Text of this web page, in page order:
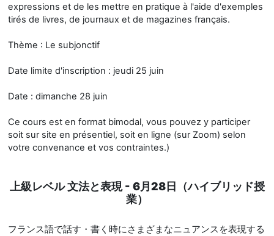
expressions et de les mettre en pratique à l'aide d'exemples
tirés de livres, de journaux et de magazines français.
Thème : Le subjonctif
Date limite d'inscription : jeudi 25 juin
Date : dimanche 28 juin
Ce cours est en format bimodal, vous pouvez y participer
soit sur site en présentiel, soit en ligne (sur Zoom) selon
votre convenance et vos contraintes.)
上級レベル 文法と表現 - 6月28日（ハイブリッド授
業）
フランス語で話す・書く時にさまざまなニュアンスを表現する